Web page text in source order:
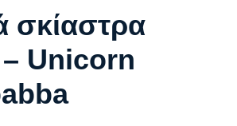
σκίαστρα
– Unicorn